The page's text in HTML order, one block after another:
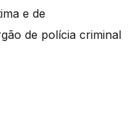
e de
de polícia criminal